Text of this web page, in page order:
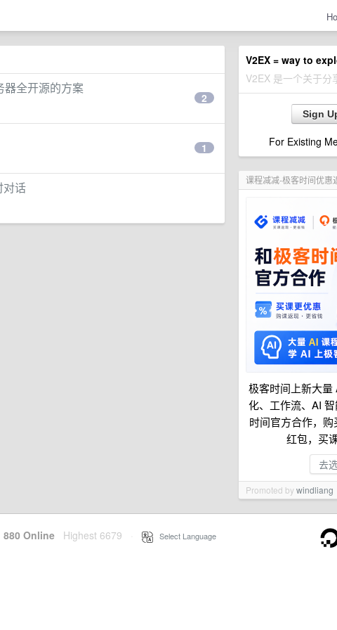
V2EX = way to
V2EX 是一个关于分
Sign
For Existing
课程减减-极客时间优惠
极客时间上新大量
化、工作流、AI
时间官方合作，
红包，买
去
Promoted bywindliang
器全开源的方案
2
1
对话
880 Online Highest 6679 Select Language